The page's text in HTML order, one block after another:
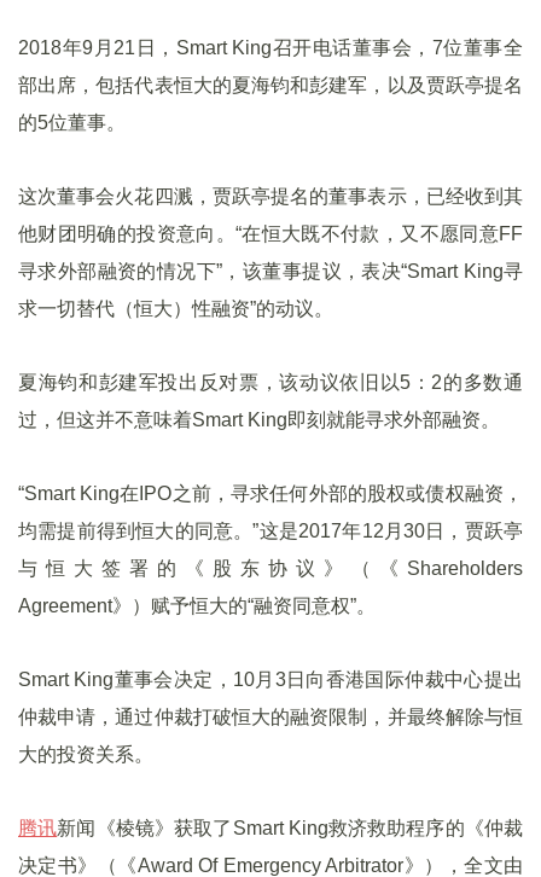
2018年9月21日，Smart King召开电话董事会，7位董事全
部出席，包括代表恒大的夏海钧和彭建军，以及贾跃亭提名
的5位董事。
这次董事会火花四溅，贾跃亭提名的董事表示，已经收到其
他财团明确的投资意向。“在恒大既不付款，又不愿同意FF
寻求外部融资的情况下”，该董事提议，表决“Smart King寻
求一切替代（恒大）性融资”的动议。
夏海钧和彭建军投出反对票，该动议依旧以5：2的多数通
过，但这并不意味着Smart King即刻就能寻求外部融资。
“Smart King在IPO之前，寻求任何外部的股权或债权融资，
均需提前得到恒大的同意。”这是2017年12月30日，贾跃亭
与恒大签署的《股东协议》（《Shareholders
Agreement》）赋予恒大的“融资同意权”。
Smart King董事会决定，10月3日向香港国际仲裁中心提出
仲裁申请，通过仲裁打破恒大的融资限制，并最终解除与恒
大的投资关系。
腾讯新闻《棱镜》获取了Smart King救济救助程序的《仲裁
决定书》（《Award Of Emergency Arbitrator》），全文由